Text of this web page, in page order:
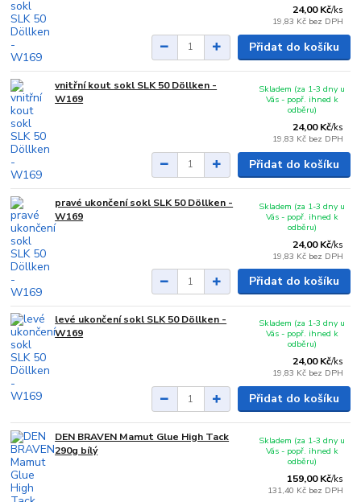
24,00 Kč/ks
19,83 Kč bez DPH
Přidat do košíku
vnitřní kout sokl SLK 50 Döllken -
W169
24,00 Kč/ks
19,83 Kč bez DPH
Skladem (za 1-3 dny u
Vás - popř. ihned k
odběru)
Přidat do košíku
pravé ukončení sokl SLK 50 Döllken -
W169
24,00 Kč/ks
19,83 Kč bez DPH
Skladem (za 1-3 dny u
Vás - popř. ihned k
odběru)
Přidat do košíku
levé ukončení sokl SLK 50 Döllken -
W169
24,00 Kč/ks
19,83 Kč bez DPH
Skladem (za 1-3 dny u
Vás - popř. ihned k
odběru)
Přidat do košíku
DEN BRAVEN Mamut Glue High Tack
290g bílý
159,00 Kč/ks
131,40 Kč bez DPH
Skladem (za 1-3 dny u
Vás - popř. ihned k
odběru)